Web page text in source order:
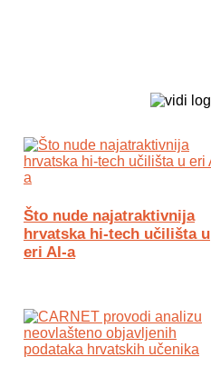
Što nude najatraktivnija
hrvatska hi-tech učilišta u
eri AI-a